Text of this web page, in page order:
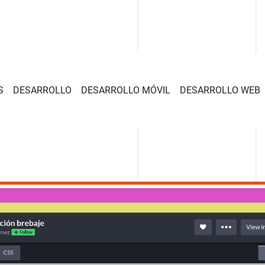
DESARROLLO DESARROLLO MÓVIL DESARROLLO WEB